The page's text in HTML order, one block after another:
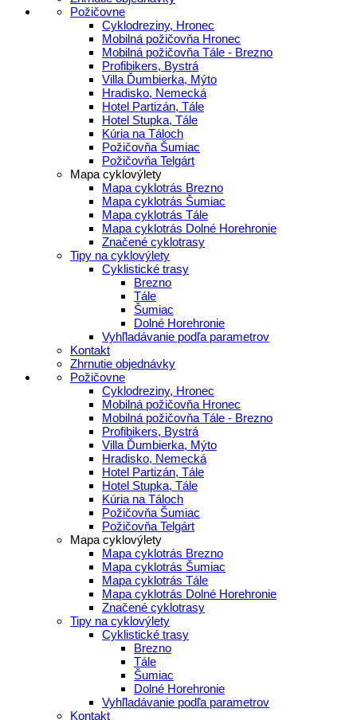
Požičovne
Cyklodreziny, Hronec
Mobilná požičovňa Hronec
Mobilná požičovňa Tále - Brezno
Profibikers, Bystrá
Villa Ďumbierka, Mýto
Hradisko, Nemecká
Hotel Partizán, Tále
Hotel Stupka, Tále
Kúria na Táloch
Požičovňa Šumiac
Požičovňa Telgárt
Mapa cyklovýlety
Mapa cyklotrás Brezno
Mapa cyklotrás Šumiac
Mapa cyklotrás Tále
Mapa cyklotrás Dolné Horehronie
Značené cyklotrasy
Tipy na cyklovýlety
Cyklistické trasy
Brezno
Tále
Šumiac
Dolné Horehronie
Vyhľladávanie podľa parametrov
Kontakt
Zhrnutie objednávky
Požičovne
Cyklodreziny, Hronec
Mobilná požičovňa Hronec
Mobilná požičovňa Tále - Brezno
Profibikers, Bystrá
Villa Ďumbierka, Mýto
Hradisko, Nemecká
Hotel Partizán, Tále
Hotel Stupka, Tále
Kúria na Táloch
Požičovňa Šumiac
Požičovňa Telgárt
Mapa cyklovýlety
Mapa cyklotrás Brezno
Mapa cyklotrás Šumiac
Mapa cyklotrás Tále
Mapa cyklotrás Dolné Horehronie
Značené cyklotrasy
Tipy na cyklovýlety
Cyklistické trasy
Brezno
Tále
Šumiac
Dolné Horehronie
Vyhľladávanie podľa parametrov
Kontakt